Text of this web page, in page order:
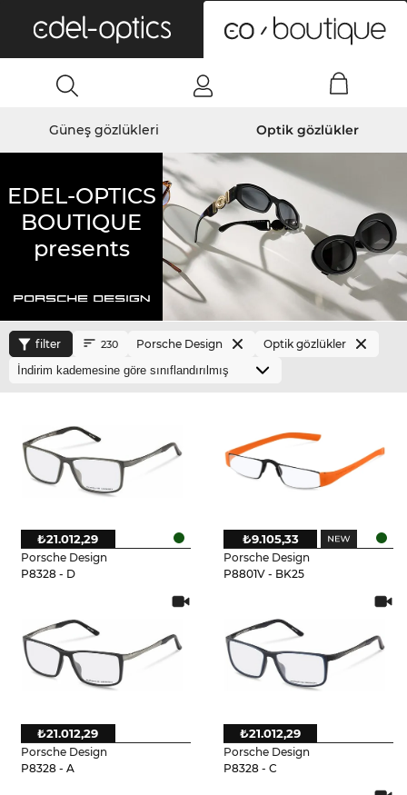
Güneş gözlükleri Optik gözlükler
EDEL-OPTICS
BOUTIQUE
presents
filter 230 Porsche Design Optik gözlükler
Porsche Design
P8328 - D
₺21.012,29
Porsche Design
P8801V - BK25
₺9.105,33
Porsche Design
P8328 - A
₺21.012,29
Porsche Design
P8328 - C
₺21.012,29